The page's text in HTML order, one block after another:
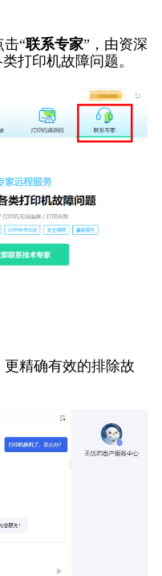
击“联系专家”，由资深
打印机故障问题。
精确有效的排除故